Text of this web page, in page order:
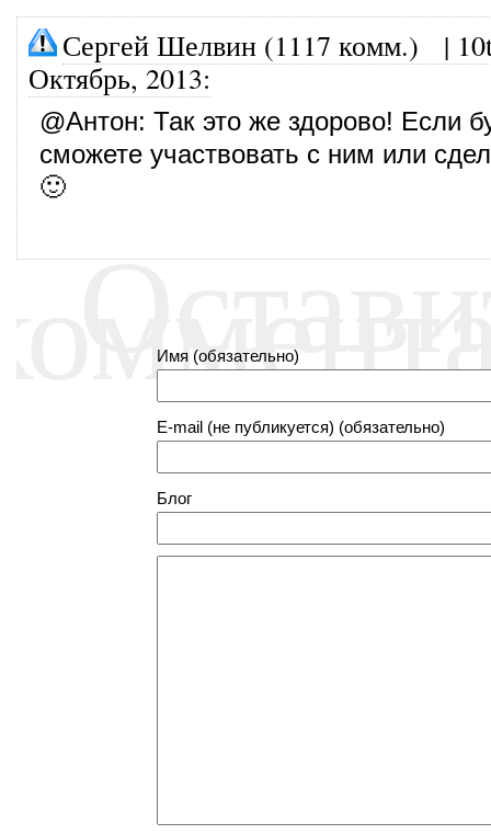
Сергей Шелвин (1117 комм.) |
Октябрь, 2013:
@Антон: Так это же здорово! Если
сможете участвовать с ним или
🙂
Имя (обязательно)
E-mail (не публикуется) (обязательно)
Блог